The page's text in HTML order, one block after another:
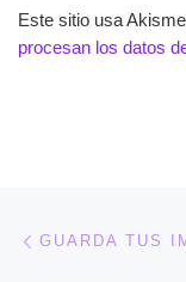
Este sitio usa
procesan los datos